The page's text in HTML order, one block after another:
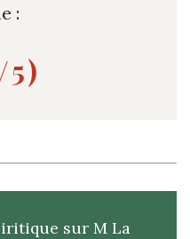
:
sur M La